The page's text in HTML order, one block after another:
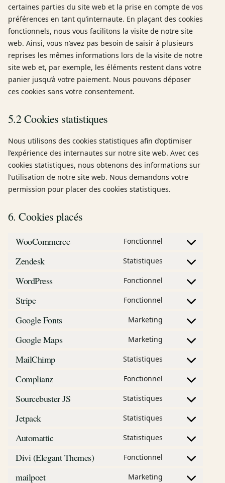
certaines parties du site web et la prise en compte de vos
préférences en tant qu’internaute. En plaçant des cookies
fonctionnels, nous vous facilitons la visite de notre site
web. Ainsi, vous n’avez pas besoin de saisir à plusieurs
reprises les mêmes informations lors de la visite de notre
site web et, par exemple, les éléments restent dans votre
panier jusqu’à votre paiement. Nous pouvons déposer
ces cookies sans votre consentement.
5.2 Cookies statistiques
Nous utilisons des cookies statistiques afin d’optimiser
l’expérience des internautes sur notre site web. Avec ces
cookies statistiques, nous obtenons des informations sur
l’utilisation de notre site web. Nous demandons votre
permission pour placer des cookies statistiques.
6. Cookies placés
WooCommerce Fonctionnel
Consent to
Zendesk Statistiques
Consent to
WordPress Fonctionnel
Consent to
Stripe Fonctionnel
Consent to
Google Fonts Marketing
Consent to
Google Maps Marketing
Consent to
MailChimp Statistiques
Consent to
Complianz Fonctionnel
Consent to
Sourcebuster JS Statistiques
Consent to
Jetpack Statistiques
Consent to
Automattic Statistiques
Consent to
Divi (Elegant Themes) Fonctionnel
Consent to
mailpoet Marketing